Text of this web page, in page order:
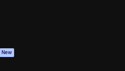
New